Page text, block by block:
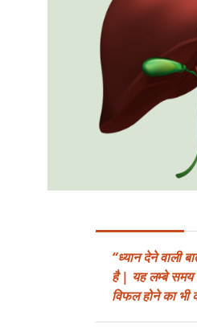
“ध्यान देने वाली
है | यह लम्बे समय
विफल होने का